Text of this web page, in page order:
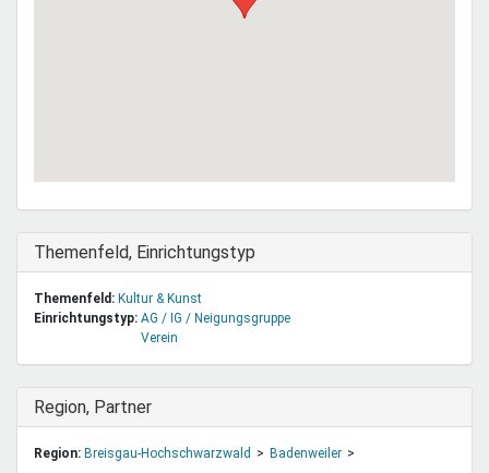
Ausblenden
Themenfeld, Einrichtungstyp
Themenfeld: Kultur & Kunst
Einrichtungstyp: AG / IG / Neigungsgruppe
Verein
Ausblenden
Region, Partner
Region: Breisgau-Hochschwarzwald Badenweiler